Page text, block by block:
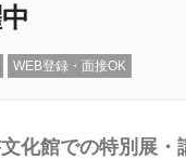
WEB登録・面接OK
化館での特別展・